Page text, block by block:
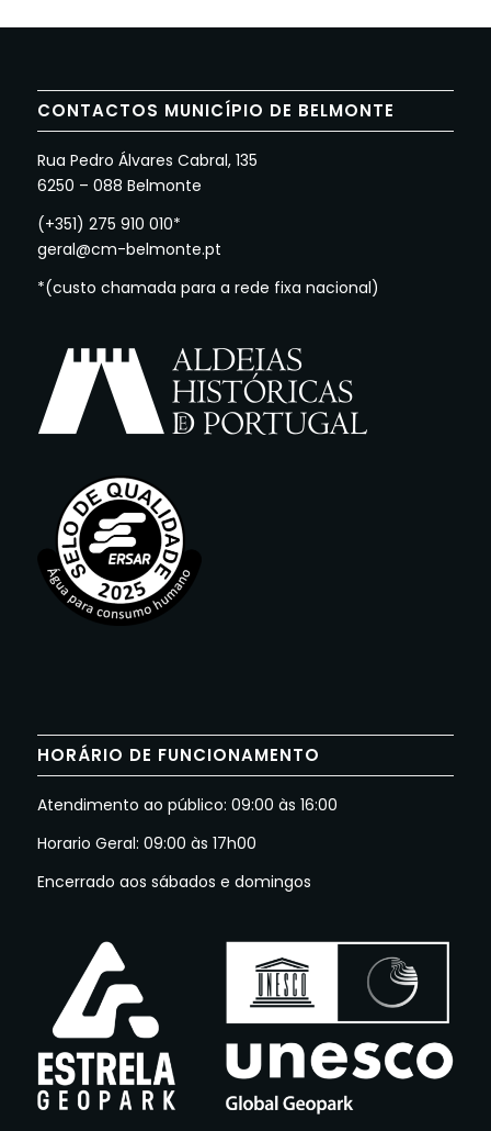
CONTACTOS MUNICÍPIO DE BELMONTE
Rua Pedro Álvares Cabral, 135
6250 – 088 Belmonte
(+351) 275 910 010*
geral@cm-belmonte.pt
*(custo chamada para a rede fixa nacional)
HORÁRIO DE FUNCIONAMENTO
Atendimento ao público: 09:00 às 16:00
Horario Geral: 09:00 às 17h00
Encerrado aos sábados e domingos